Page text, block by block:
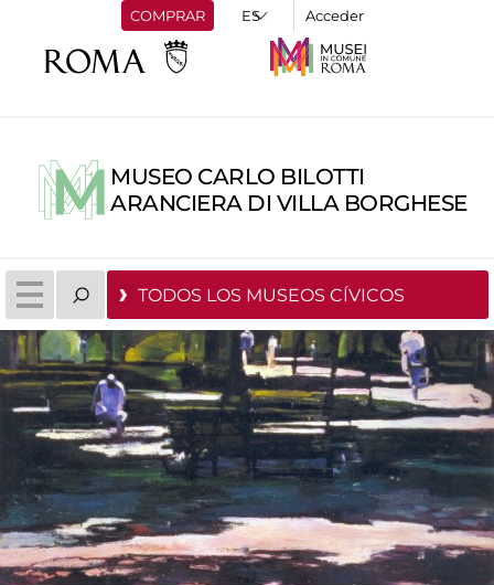
COMPRAR Acceder
MUSEO CARLO BILOTTI
ARANCIERA DI VILLA BORGHESE
TODOS LOS MUSEOS CÍVICOS